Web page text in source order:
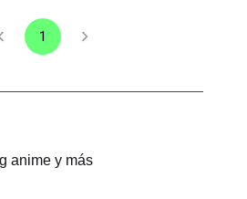
1
anime y más